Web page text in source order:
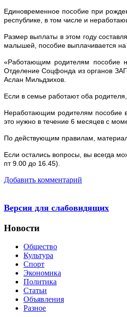
Единовременное пособие при
республике, в том числе и
Размер выплаты в этом году
малышей, пособие выплачивается на
«Работающим родителям пособие
Отделение Соцфонда из органов
Аслан Мильдзихов.
Если в семье работают оба
Неработающим родителям пособие
это нужно в течение 6 месяцев с
По действующим правилам,
Если остались вопросы, вы всегда
пт 9.00 до 16.45).
Добавить комментарий
Версия для слабовидящих
Новости
Общество
Культура
Спорт
Экономика
Политика
Статьи
Объявления
Разное